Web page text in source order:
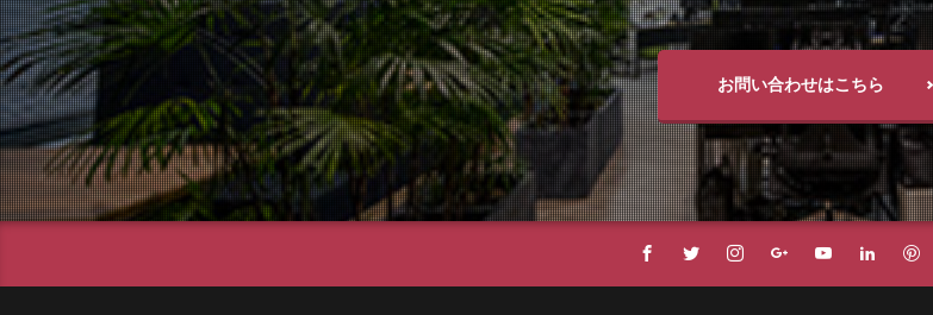
お問い合わせはこちら